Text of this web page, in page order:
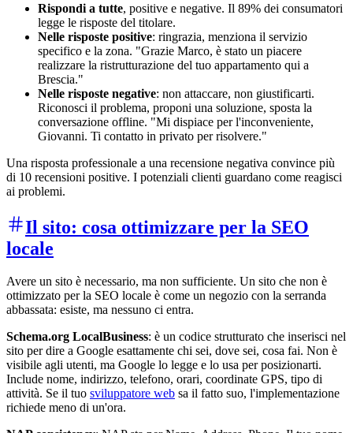
Rispondi a tutte, positive e negative. Il 89% dei consumatori
legge le risposte del titolare.
Nelle risposte positive: ringrazia, menziona il servizio
specifico e la zona. "Grazie Marco, è stato un piacere
realizzare la ristrutturazione del tuo appartamento qui a
Brescia."
Nelle risposte negative: non attaccare, non giustificarti.
Riconosci il problema, proponi una soluzione, sposta la
conversazione offline. "Mi dispiace per l'inconveniente,
Giovanni. Ti contatto in privato per risolvere."
Una risposta professionale a una recensione negativa convince più
di 10 recensioni positive. I potenziali clienti guardano come reagisci
ai problemi.
Il sito: cosa ottimizzare per la SEO
locale
Avere un sito è necessario, ma non sufficiente. Un sito che non è
ottimizzato per la SEO locale è come un negozio con la serranda
abbassata: esiste, ma nessuno ci entra.
Schema.org LocalBusiness: è un codice strutturato che inserisci nel
sito per dire a Google esattamente chi sei, dove sei, cosa fai. Non è
visibile agli utenti, ma Google lo legge e lo usa per posizionarti.
Include nome, indirizzo, telefono, orari, coordinate GPS, tipo di
attività. Se il tuo sviluppatore web sa il fatto suo, l'implementazione
richiede meno di un'ora.